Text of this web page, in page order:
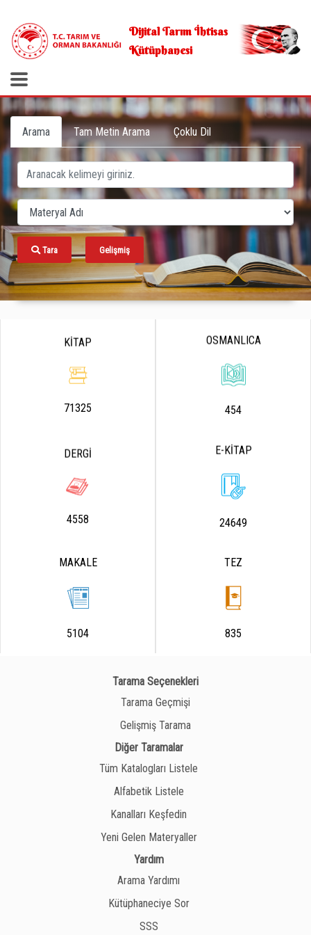
Dijital Tarım İhtisas
Kütüphanesi
Arama Tam Metin Arama Çoklu Dil
Tara Gelişmiş
KİTAP
71325
OSMANLICA
454
DERGİ
4558
E-KİTAP
24649
MAKALE
5104
TEZ
835
Tarama Seçenekleri
Tarama Geçmişi
Gelişmiş Tarama
Diğer Taramalar
Tüm Katalogları Listele
Alfabetik Listele
Kanalları Keşfedin
Yeni Gelen Materyaller
Yardım
Arama Yardımı
Kütüphaneciye Sor
SSS